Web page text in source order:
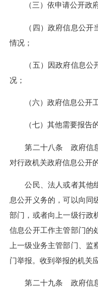
（三）依申请公开政府
（四）政府信息公开当
情况；
（五）因政府信息公开
况；
（六）政府信息公开工
（七）其他需要报告的
第二十八条 政府信息
对行政机关政府信息公开
公民、法人或者其他组
息公开义务的，可以向同
部门，或者向上一级行政
信息公开工作主管部门的
上一级业务主管部门、
门举报。收到举报的机关
第二十九条 政府信息